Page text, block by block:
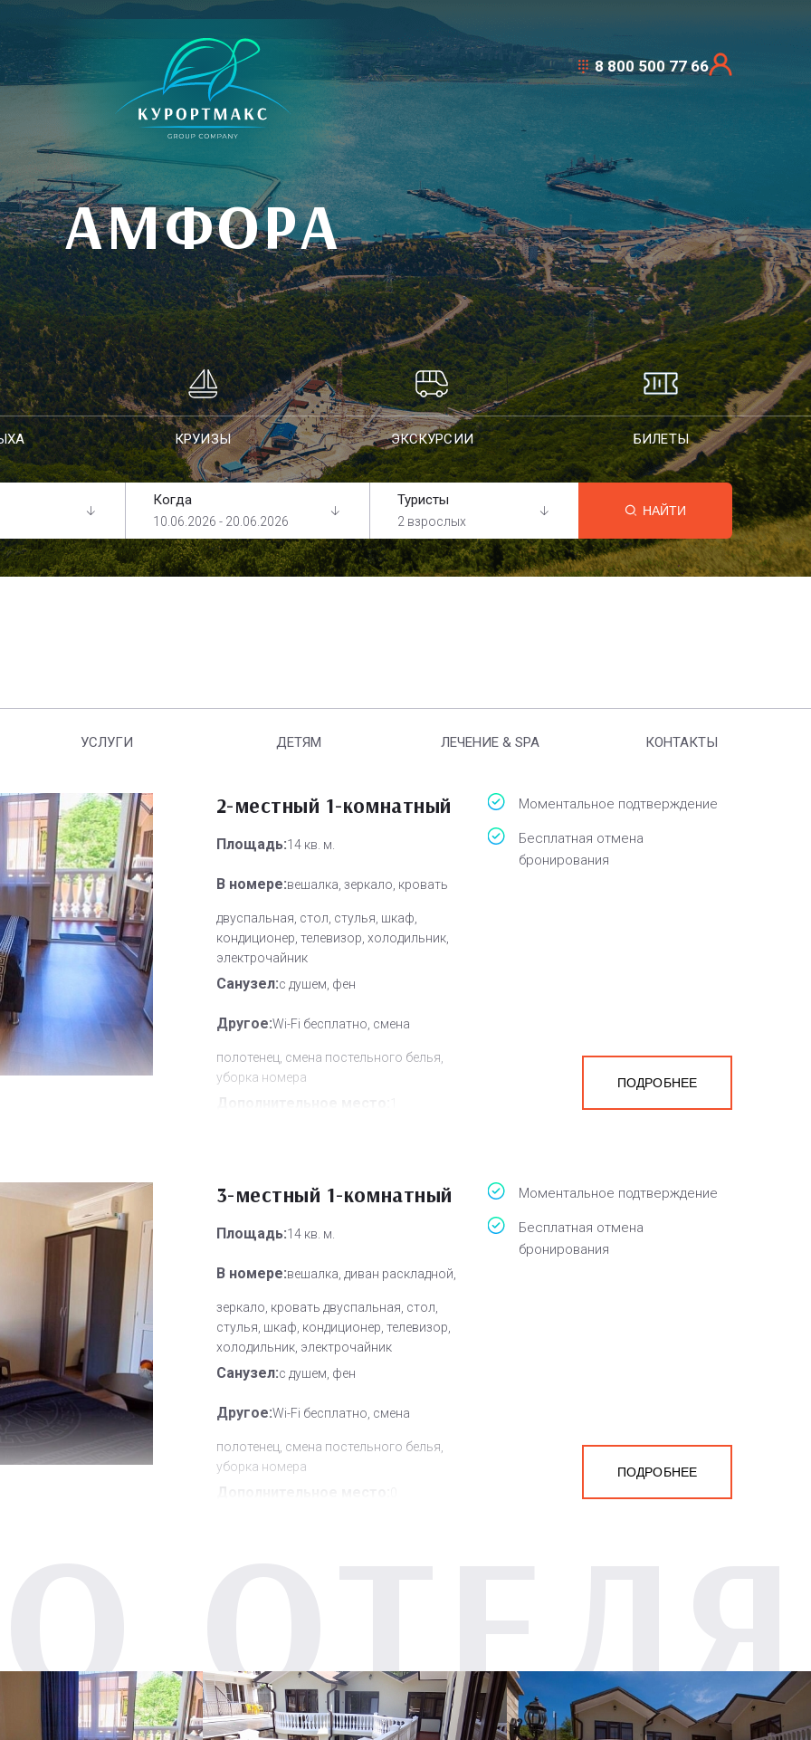
8 800 500 77 66
АМФОРА
КРУИЗЫ ЭКСКУРСИИ БИЛЕТЫ
Когда
10.06.2026 - 20.06.2026
Туристы
2 взрослых
НАЙТИ
УСЛУГИ ДЕТЯМ ЛЕЧЕНИЕ & SPA КОНТАКТЫ
2-местный 1-комнатный
Площадь:14 кв. м.
В номере:вешалка, зеркало, кровать
двуспальная, стол, стулья, шкаф,
кондиционер, телевизор, холодильник,
электрочайник
Санузел:с душем, фен
Другое:Wi-Fi бесплатно, смена
полотенец, смена постельного белья,
уборка номера
Моментальное подтверждение
Бесплатная отмена
бронирования
ПОДРОБНЕЕ
3-местный 1-комнатный
Площадь:14 кв. м.
В номере:вешалка, диван раскладной,
зеркало, кровать двуспальная, стол,
стулья, шкаф, кондиционер, телевизор,
холодильник, электрочайник
Санузел:с душем, фен
Другое:Wi-Fi бесплатно, смена
полотенец, смена постельного белья,
уборка номера
Моментальное подтверждение
Бесплатная отмена
бронирования
ПОДРОБНЕЕ
ОТЕЛЯ